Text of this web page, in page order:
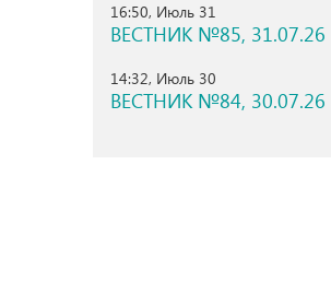
16:50, Июль 31
ВЕСТНИК №85, 31.07.26
14:32, Июль 30
ВЕСТНИК №84, 30.07.26